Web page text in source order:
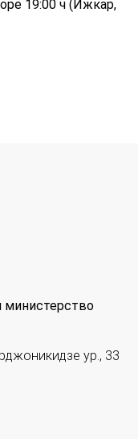
19:00 ч (Ижкар,
министерство
ур., 33